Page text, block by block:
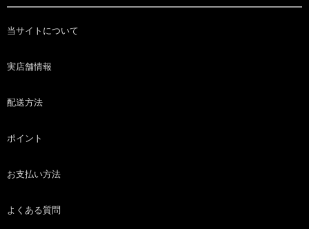
当サイトについて
実店舗情報
配送方法
ポイント
お支払い方法
よくある質問